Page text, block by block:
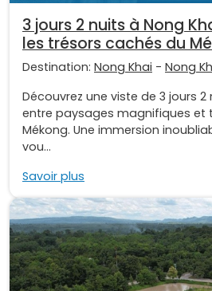
3 jours 2 nuits à Nong
les trésors cachés du
Destination: Nong Khai - Nong
Découvrez une viste de 3 jours 2
entre paysages magnifiques et
Mékong. Une immersion
vou...
Savoir plus